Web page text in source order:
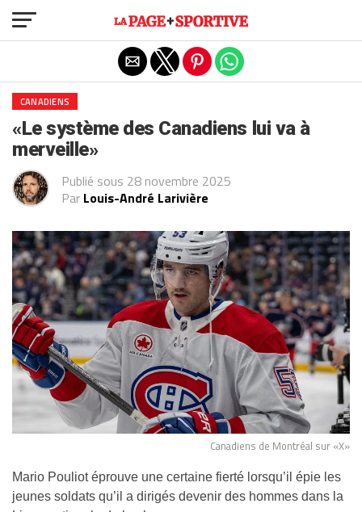
CANADIENS
«Le système des Canadiens lui va à
merveille»
Publié sous 28 novembre 2025
Par Louis-André Larivière
Canadiens de Montréal sur «X»
Mario Pouliot éprouve une certaine fierté lorsqu’il épie les
jeunes soldats qu’il a dirigés devenir des hommes dans la
Exit mobile version